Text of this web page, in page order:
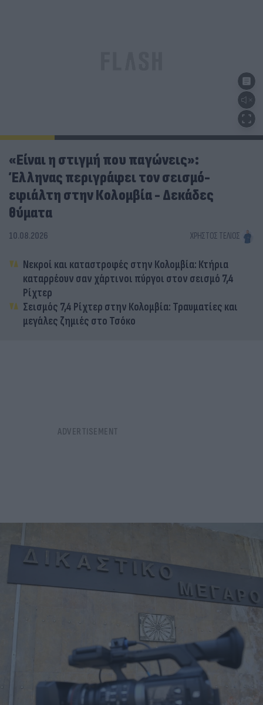
«Είναι η στιγμή που παγώνεις»:
Έλληνας περιγράφει τον σεισμό-
εφιάλτη στην Κολομβία - Δεκάδες
θύματα
10.08.2026 ΧΡΉΣΤΟΣ ΤΈΛΙΟΣ
Νεκροί και καταστροφές στην Κολομβία: Κτήρια
καταρρέουν σαν χάρτινοι πύργοι στον σεισμό 7,4
Ρίχτερ
Σεισμός 7,4 Ρίχτερ στην Κολομβία: Τραυματίες και
μεγάλες ζημιές στο Τσόκο